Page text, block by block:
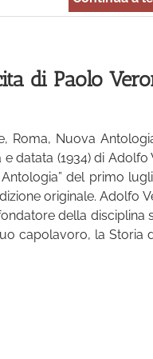
di Paolo
Roma, Nuova
datata (1934) di Adolfo
del primo
originale. Adolfo
della disciplina
capolavoro, la Storia